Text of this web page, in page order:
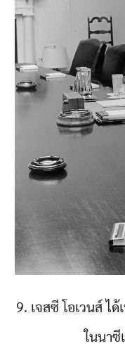
9. เจสซี โอเวนส์ ไ
ในนาซี